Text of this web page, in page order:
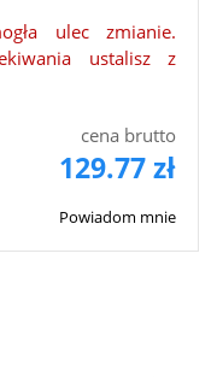
ulec zmianie.
ustalisz z
cena brutto
129.77 zł
Powiadom mnie